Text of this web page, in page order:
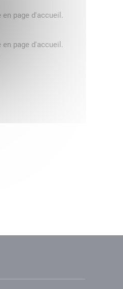
page d'accueil.
page d'accueil.